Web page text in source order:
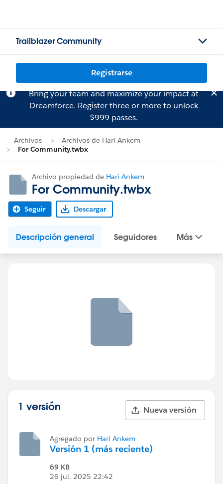
Trailblazer Community
Registrarse
Bring your team and maximize your impact at
Dreamforce. Registerthree or more to unlock
$999 passes.
Archivos
Archivos de Hari Ankem
For Community.twbx
Archivo propiedad de Hari Ankem
For Community.twbx
Seguir Descargar
Descripción general Seguidores Más
1 versión Nueva versión
Agregado por Hari Ankem
Versión 1 (más reciente)
69 KB
26 jul. 2025 22:42